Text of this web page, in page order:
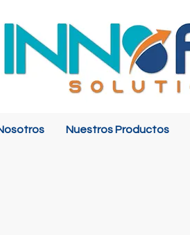
Nuestros Productos